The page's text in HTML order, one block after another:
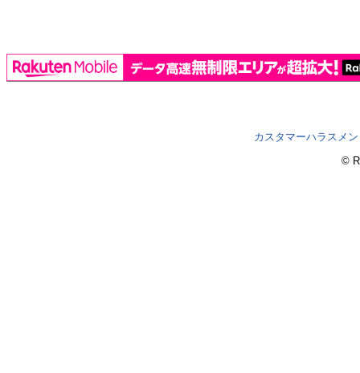
カスタマーハラスメ
©